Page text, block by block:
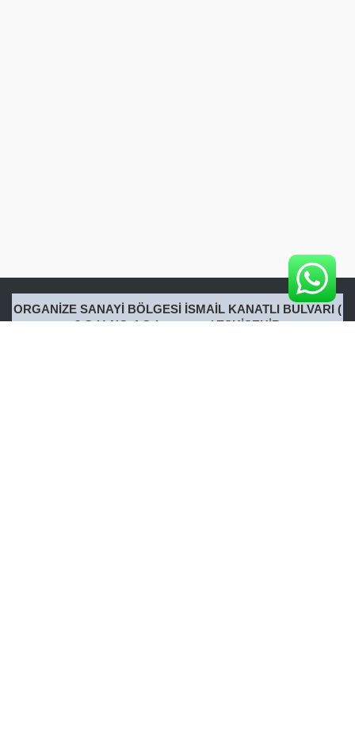
ORGANİZE SANAYİ BÖLGESİ İSMAİL KANATLI BULVARI (
2.Cd.) NO:4 Odunpazarı / ESKİŞEHİR